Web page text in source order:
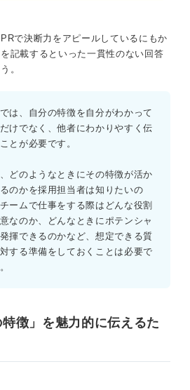
で決断力をアピールしているにもか
記載するといった一貫性のない回答
。
は、自分の特徴を自分がわかって
けでなく、他者にわかりやすく伝
とが必要です。
どのようなときにその特徴が活か
のかを採用担当者は知りたいの
ームで仕事をする際はどんな役割
なのか、どんなときにポテンシャ
揮できるのかなど、想定できる質
する準備をしておくことは必要で
徴」を魅力的に伝えるた